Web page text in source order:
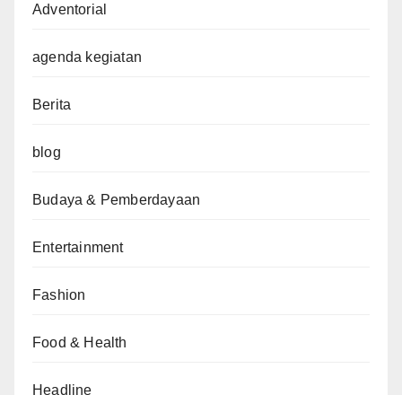
Adventorial
agenda kegiatan
Berita
blog
Budaya & Pemberdayaan
Entertainment
Fashion
Food & Health
Headline